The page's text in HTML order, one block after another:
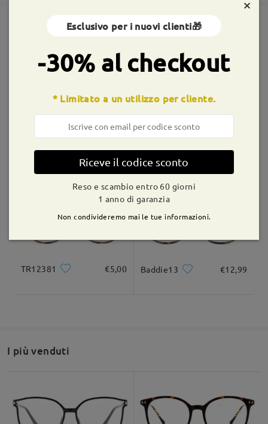
recensioni
su Mar 27 , 2023
Spedito
shipping time
Shirley20209 €16,99
TR12381 €5,00 Baddie13 €12,99
I più venduti
×
Esclusivo per i nuovi clienti🎁
-30% al checkout
* Limitato a un utilizzo per cliente.
Riceve il codice sconto
Reso e scambio entro 60 giorni
1 anno di garanzia
Non condivideremo mai le tue informazioni.